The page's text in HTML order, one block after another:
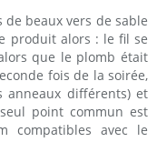
de beaux vers de sable
produit alors : le fil se
que le plomb était
fois de la soirée,
anneaux différents) et
point commun est
compatibles avec le